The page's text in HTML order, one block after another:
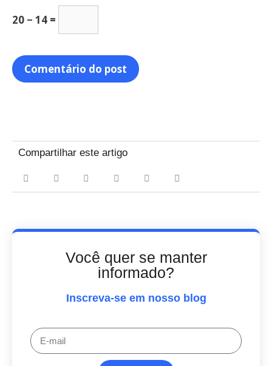
20 − 14 =
Compartilhar este artigo
Você quer se manter
informado?
Inscreva-se em nosso blog